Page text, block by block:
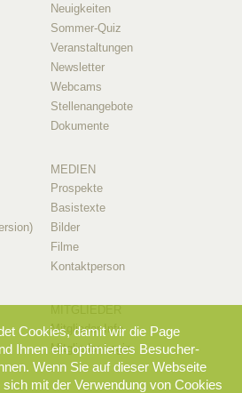
Neuigkeiten
Sommer-Quiz
Veranstaltungen
Newsletter
Webcams
Stellenangebote
Dokumente
MEDIEN
Prospekte
Basistexte
Bilder
Filme
Kontaktperson
Mitglieder-Info
Mitglieder-Login
Cookies, damit wir die Page
Ihnen ein optimiertes Besucher-
Wenn Sie auf dieser Webseite
mit der Verwendung von Cookies